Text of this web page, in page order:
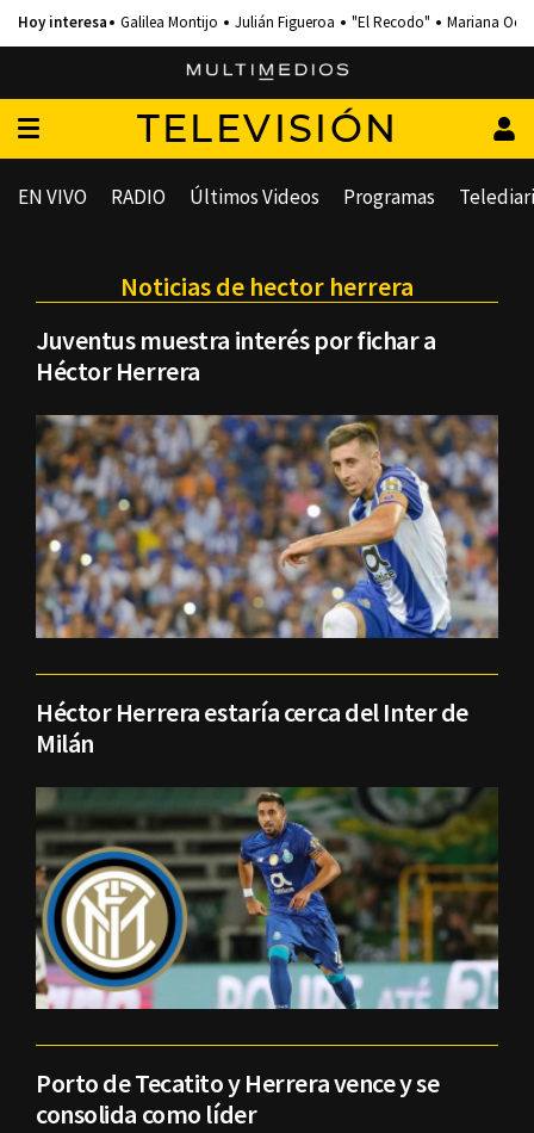
Galilea Montijo Julián Figueroa "El Recodo" Mariana
TELEVISIÓN
EN VIVO RADIO Últimos Videos Programas
Noticias de hector herrera
Juventus muestra interés por fichar a
Héctor Herrera
Héctor Herrera estaría cerca del Inter de
Milán
Porto de Tecatito y Herrera vence y se
consolida como líder